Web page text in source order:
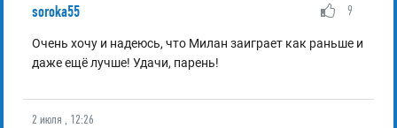
soroka55 9
Очень хочу и надеюсь, что Милан заиграет как раньше и
даже ещё лучше! Удачи, парень!
2 июля , 12:26